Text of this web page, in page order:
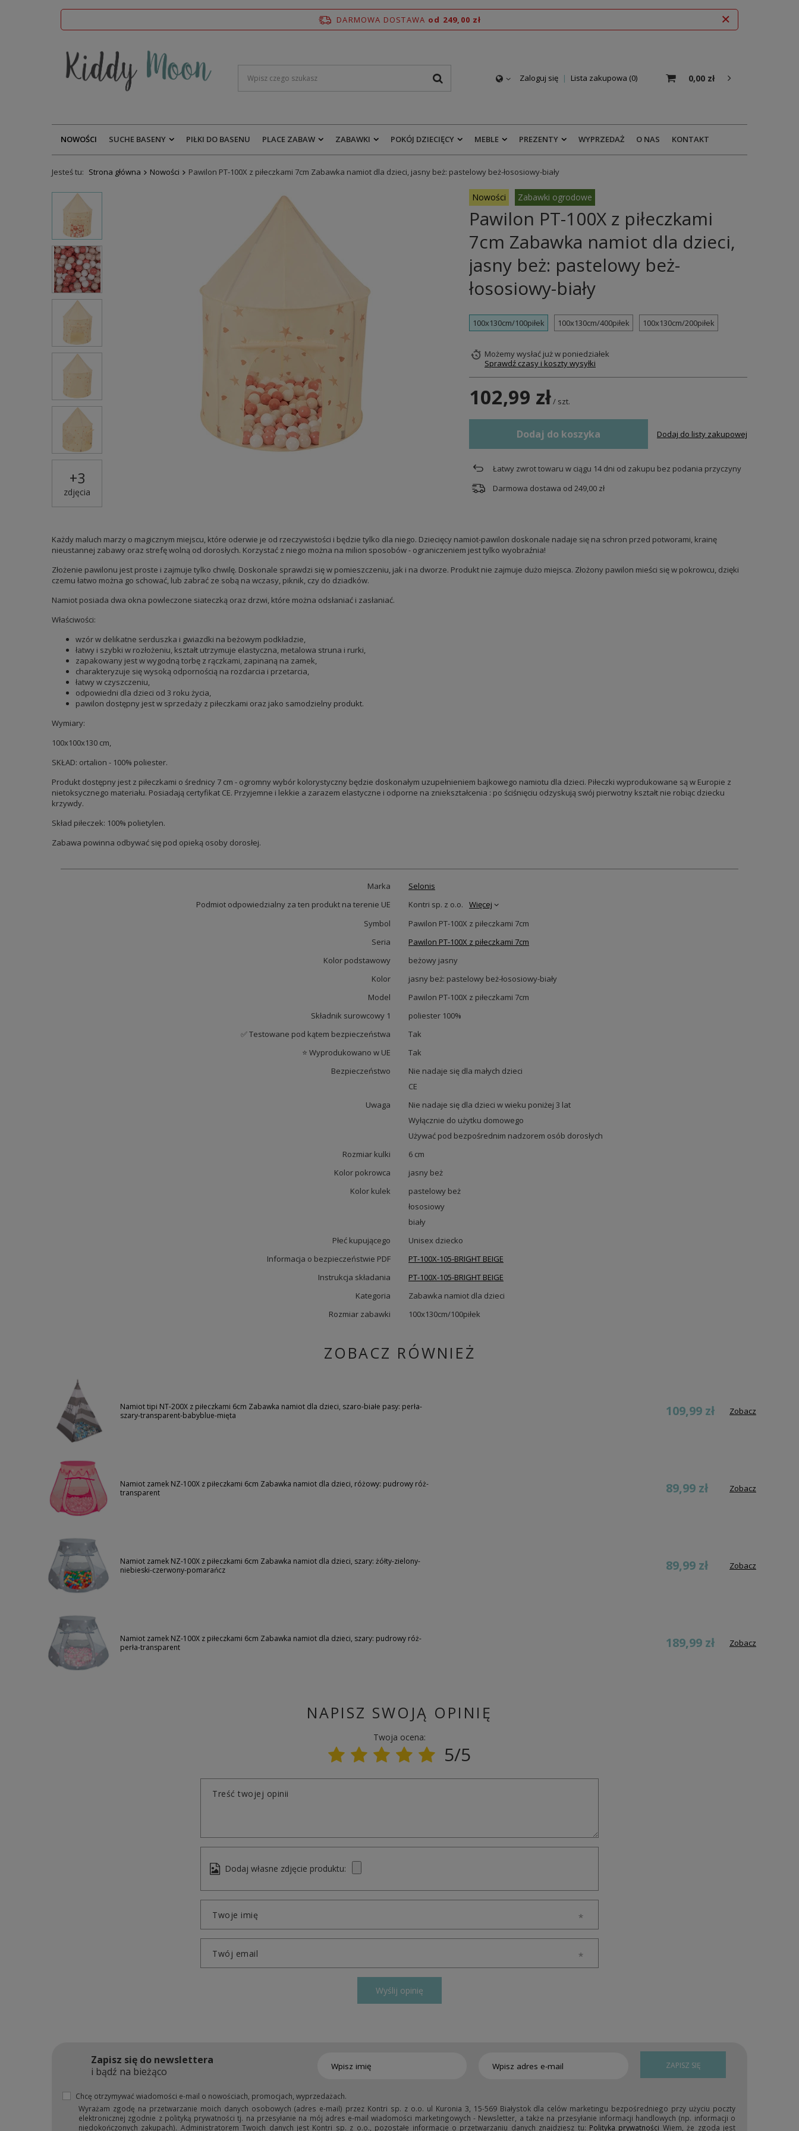
DARMOWA DOSTAWA od 249,00 zł
Zaloguj się Lista zakupowa 0 0,00 zł
NOWOŚCI SUCHE BASENY PIŁKI DO BASENU PLACE ZABAW ZABAWKI POKÓJ DZIECIĘCY MEBLE PREZENTY WYPRZEDAŻ O NAS KONTAKT
Jesteś tu: Strona główna Nowości Pawilon PT-100X z piłeczkami 7cm Zabawka namiot dla dzieci, jasny beż: pastelowy beż-łososiowy-biały
Nowości Zabawki ogrodowe
Pawilon PT-100X z piłeczkami
7cm Zabawka namiot dla dzieci,
jasny beż: pastelowy beż-
łososiowy-biały
+3
zdjęcia
100x130cm/100piłek 100x130cm/400piłek 100x130cm/200piłek
Możemy wysłać jużw poniedziałek
Sprawdź czasy i koszty wysyłki
102,99 zł/ szt.
Dodaj do koszyka Dodaj do listy zakupowej
Łatwy zwrot towaru w ciągu 14dni od zakupu bez podania przyczyny
Darmowa dostawa od 249,00 zł
Każdy maluch marzy o magicznym miejscu, które oderwie je od rzeczywistości i będzie tylko dla niego. Dziecięcy namiot-pawilon doskonale nadaje się na schron przed potworami, krainę
nieustannej zabawy oraz strefę wolną od dorosłych. Korzystać z niego można na milion sposobów - ograniczeniem jest tylko wyobraźnia!
Złożenie pawilonu jest proste i zajmuje tylko chwilę. Doskonale sprawdzi się w pomieszczeniu, jak i na dworze. Produkt nie zajmuje dużo miejsca. Złożony pawilon mieści się w pokrowcu, dzięki
czemu łatwo można go schować, lub zabrać ze sobą na wczasy, piknik, czy do dziadków.
Namiot posiada dwa okna powleczone siateczką oraz drzwi, które można odsłaniać i zasłaniać.
Właściwości:
wzór w delikatne serduszka i gwiazdki na beżowym podkładzie,
łatwy i szybki w rozłożeniu, kształt utrzymuje elastyczna, metalowa struna i rurki,
zapakowany jest w wygodną torbę z rączkami, zapinaną na zamek,
charakteryzuje się wysoką odpornością na rozdarcia i przetarcia,
łatwy w czyszczeniu,
odpowiedni dla dzieci od 3 roku życia,
pawilon dostępny jest w sprzedaży z piłeczkami oraz jako samodzielny produkt.
Wymiary:
100x100x130 cm,
SKŁAD: ortalion - 100% poliester.
Produkt dostępny jest z piłeczkami o średnicy 7 cm - ogromny wybór kolorystyczny będzie doskonałym uzupełnieniem bajkowego namiotu dla dzieci. Piłeczki wyprodukowane są w Europie z
nietoksycznego materiału. Posiadają certyfikat CE. Przyjemne i lekkie a zarazem elastyczne i odporne na zniekształcenia : po ściśnięciu odzyskują swój pierwotny kształt nie robiąc dziecku
krzywdy.
Skład piłeczek: 100% polietylen.
Zabawa powinna odbywać się pod opieką osoby dorosłej.
Marka
Selonis
Podmiot odpowiedzialny za ten produkt na terenie UE
Kontri sp. z o.o.
Więcej
Symbol
Pawilon PT-100X z piłeczkami 7cm
Seria
Pawilon PT-100X z piłeczkami 7cm
Kolor podstawowy
beżowy jasny
Kolor
jasny beż: pastelowy beż-łososiowy-biały
Model
Pawilon PT-100X z piłeczkami 7cm
Składnik surowcowy 1
poliester 100%
✅ Testowane pod kątem bezpieczeństwa
Tak
⭐ Wyprodukowano w UE
Tak
Bezpieczeństwo
Nie nadaje się dla małych dzieci
CE
Uwaga
Nie nadaje się dla dzieci w wieku poniżej 3 lat
Wyłącznie do użytku domowego
Używać pod bezpośrednim nadzorem osób dorosłych
Rozmiar kulki
6 cm
Kolor pokrowca
jasny beż
Kolor kulek
pastelowy beż
łososiowy
biały
Płeć kupującego
Unisex dziecko
Informacja o bezpieczeństwie PDF
PT-100X-105-BRIGHT BEIGE
Instrukcja składania
PT-100X-105-BRIGHT BEIGE
Kategoria
Zabawka namiot dla dzieci
Rozmiar zabawki
100x130cm/100piłek
ZOBACZ RÓWNIEŻ
Namiot tipi NT-200X z piłeczkami 6cm Zabawka namiot dla dzieci, szaro-białe pasy: perła-
szary-transparent-babyblue-mięta
109,99 zł Zobacz
Namiot zamek NZ-100X z piłeczkami 6cm Zabawka namiot dla dzieci, różowy: pudrowy róż-
transparent
89,99 zł Zobacz
Namiot zamek NZ-100X z piłeczkami 6cm Zabawka namiot dla dzieci, szary: żółty-zielony-
niebieski-czerwony-pomarańcz
89,99 zł Zobacz
Namiot zamek NZ-100X z piłeczkami 6cm Zabawka namiot dla dzieci, szary: pudrowy róż-
perła-transparent
189,99 zł Zobacz
NAPISZ SWOJĄ OPINIĘ
Twoja ocena:
5/5
Treść twojej opinii
Dodaj własne zdjęcie produktu:
Twoje imię
Twój email
Wyślij opinię
Zapisz się do newslettera
i bądź na bieżąco
ZAPISZ SIĘ
Chcę otrzymywać wiadomości e-mail o nowościach, promocjach, wyprzedażach.
Wyrażam zgodę na przetwarzanie moich danych osobowych (adres e-mail) przez Kontri sp. z o.o. ul Kuronia 3, 15-569 Białystok dla celów marketingu bezpośredniego przy użyciu poczty
elektronicznej zgodnie z polityką prywatności tj. na przesyłanie na mój adres e-mail wiadomości marketingowych - Newsletter, a także na przesyłanie informacji handlowych (np. informacji o
niedokończonych zakupach). Administratorem Twoich danych jest Kontri sp. z o.o., pozostałe informacje o przetwarzaniu danych znajdziesz tu: Polityka prywatności Wiem, że zgoda jest